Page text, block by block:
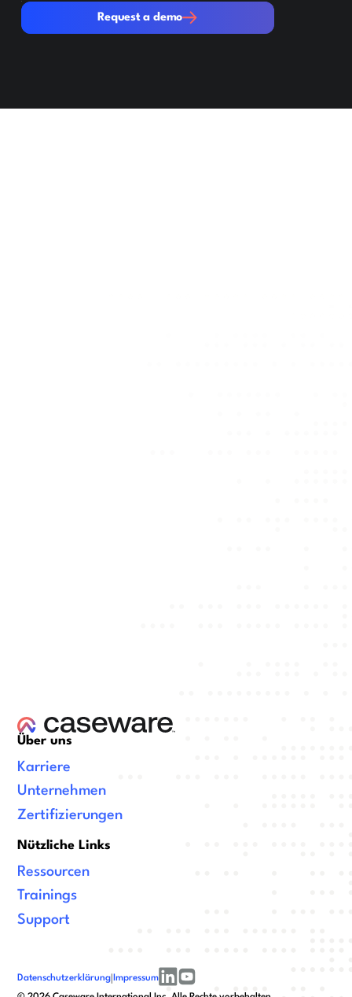
Request a demo
Request a demo
Über uns
Karriere
Unternehmen
Zertifizierungen
Nützliche Links
Ressourcen
Trainings
Support
Datenschutzerklärung | Impressum